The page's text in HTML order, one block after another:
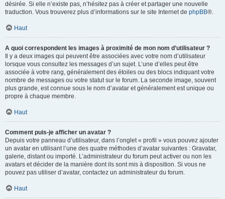
désirée. Si elle n’existe pas, n’hésitez pas à créer et partager une nouvelle
traduction. Vous trouverez plus d’informations sur le site Internet de phpBB®.
Haut
A quoi correspondent les images à proximité de mon nom d’utilisateur ?
Il y a deux images qui peuvent être associées avec votre nom d’utilisateur
lorsque vous consultez les messages d’un sujet. L’une d’elles peut être
associée à votre rang, généralement des étoiles ou des blocs indiquant votre
nombre de messages ou votre statut sur le forum. La seconde image, souvent
plus grande, est connue sous le nom d’avatar et généralement est unique ou
propre à chaque membre.
Haut
Comment puis-je afficher un avatar ?
Depuis votre panneau d’utilisateur, dans l’onglet « profil » vous pouvez ajouter
un avatar en utilisant l’une des quatre méthodes d’avatar suivantes : Gravatar,
galerie, distant ou importé. L’administrateur du forum peut activer ou non les
avatars et décider de la manière dont ils sont mis à disposition. Si vous ne
pouvez pas utiliser d’avatar, contactez un administrateur du forum.
Haut